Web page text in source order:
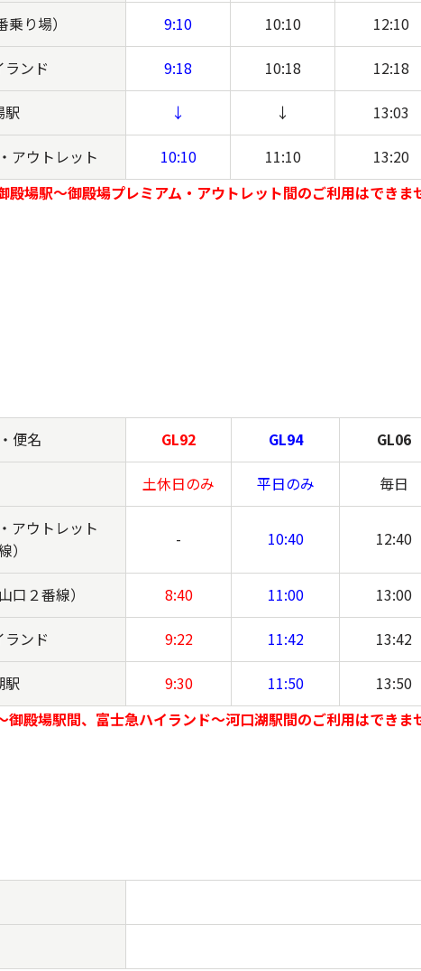
り場） 9:10 10:10 12:10
ランド 9:18 10:18 12:18
駅 ↓ ↓ 13:03
アウトレット 10:10 11:10 13:20
場駅～御殿場プレミアム・アウトレット間のご利用はできま
便名 GL92 GL94 GL06
土休日のみ 平日のみ 毎日
アウトレット
）
- 10:40 12:40
口２番線） 8:40 11:00 13:00
ランド 9:22 11:42 13:42
駅 9:30 11:50 13:50
殿場駅間、富士急ハイランド～河口湖駅間のご利用はできま